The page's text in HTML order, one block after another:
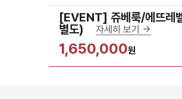
[EVENT] 쥬베룩/에뜨레
별도)
자세히 보기 ->
1,650,000원